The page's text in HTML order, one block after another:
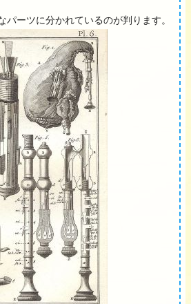
ーツに分かれているのが判ります。